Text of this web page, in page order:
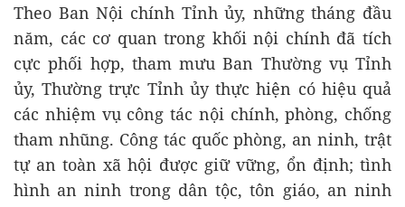
Theo Ban Nội chính Tỉnh ủy, những tháng đầu
năm, các cơ quan trong khối nội chính đã tích
cực phối hợp, tham mưu Ban Thường vụ Tỉnh
ủy, Thường trực Tỉnh ủy thực hiện có hiệu quả
các nhiệm vụ công tác nội chính, phòng, chống
tham nhũng. Công tác quốc phòng, an ninh, trật
tự an toàn xã hội được giữ vững, ổn định; tình
hình an ninh trong dân tộc, tôn giáo, an ninh